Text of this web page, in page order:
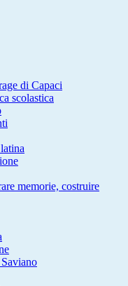
di Capaci
scolastica
memorie, costruire